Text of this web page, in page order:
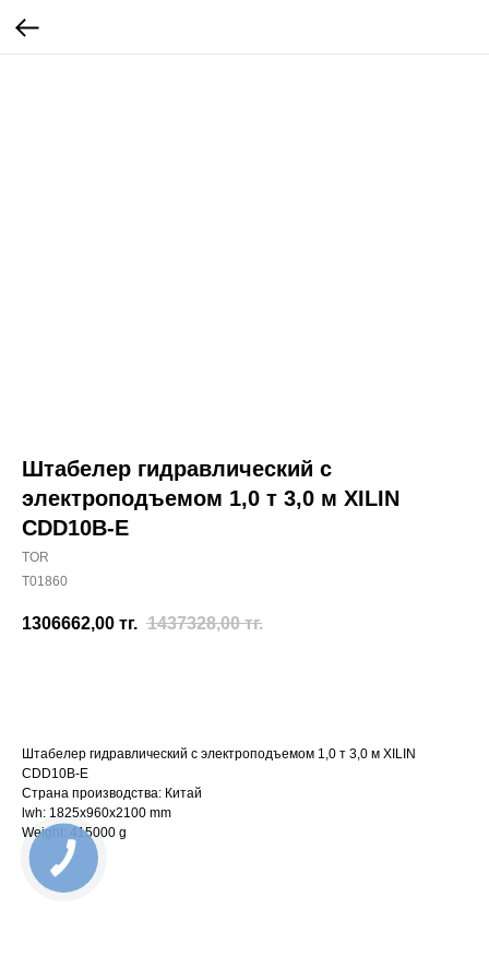
Штабелер гидравлический с
электроподъемом 1,0 т 3,0 м XILIN
CDD10B-E
TOR
T01860
1306662,00 тг. 1437328,00 тг.
Штабелер гидравлический с электроподъемом 1,0 т 3,0 м XILIN
CDD10B-E
Страна производства: Китай
lwh: 1825x960x2100 mm
Weight: 415000 g